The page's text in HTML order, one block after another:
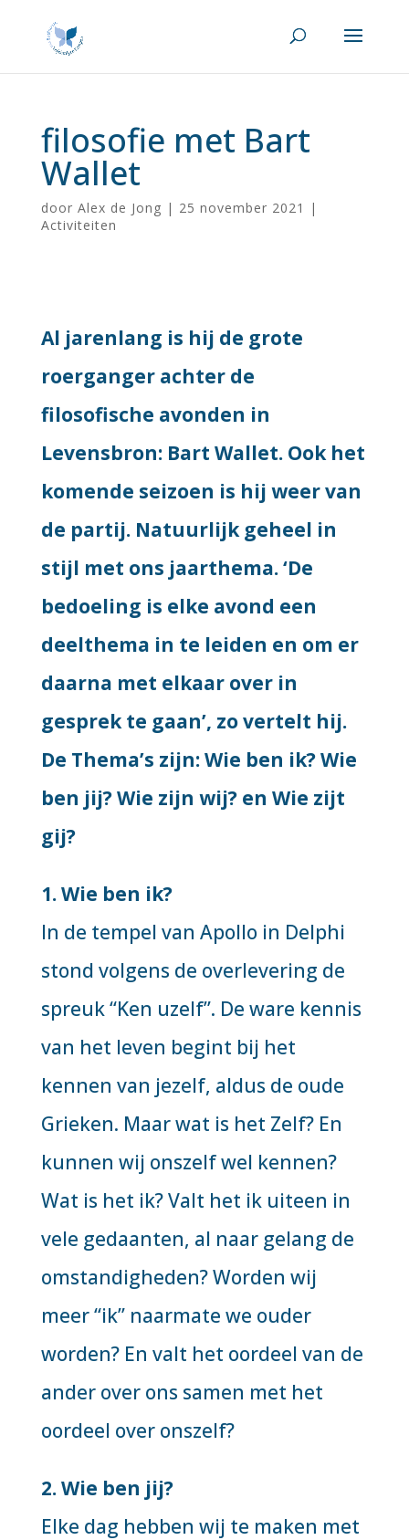
filosofie met Bart
Wallet
door Alex de Jong | 25 november 2021
|
Activiteiten
Al jarenlang is hij de grote
roerganger achter de
filosofische avonden in
Levensbron: Bart Wallet. Ook het
komende seizoen is hij weer van
de partij. Natuurlijk geheel in
stijl met ons jaarthema. ‘De
bedoeling is elke avond een
deelthema in te leiden en om er
daarna met elkaar over in
gesprek te gaan’, zo vertelt hij.
De Thema’s zijn: Wie ben ik? Wie
ben jij? Wie zijn wij? en Wie zijt
gij?
1. Wie ben ik?
In de tempel van Apollo in Delphi
stond volgens de overlevering de
spreuk “Ken uzelf”. De ware kennis
van het leven begint bij het
kennen van jezelf, aldus de oude
Grieken. Maar wat is het Zelf? En
kunnen wij onszelf wel kennen?
Wat is het ik? Valt het ik uiteen in
vele gedaanten, al naar gelang de
omstandigheden? Worden wij
meer “ik” naarmate we ouder
worden? En valt het oordeel van de
ander over ons samen met het
oordeel over onszelf?
2. Wie ben jij?
Elke dag hebben wij te maken met